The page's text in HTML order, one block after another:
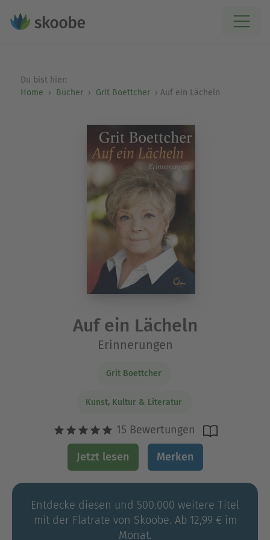
Du bist hier:
Home
Bücher Grit Boettcher Auf ein Lächeln
Auf ein Lächeln
Erinnerungen
Grit Boettcher
Kunst, Kultur & Literatur
15 Bewertungen
Jetzt lesen Merken
Entdecke diesen und 500.000 weitere Titel
mit der Flatrate von Skoobe. Ab 12,99 € im
Monat.